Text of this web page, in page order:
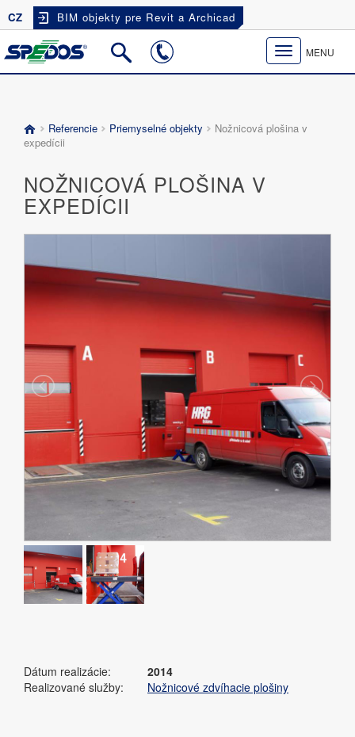
CZ BIM objekty pre Revit a Archicad
Toggle
navigation
MENU
Referencie Priemyselné objekty
Nožnicová plošina v
expedícii
NOŽNICOVÁ PLOŠINA V
EXPEDÍCII
Dátum realizácie:
2014
Realizované služby:
Nožnicové zdvíhacie plošiny